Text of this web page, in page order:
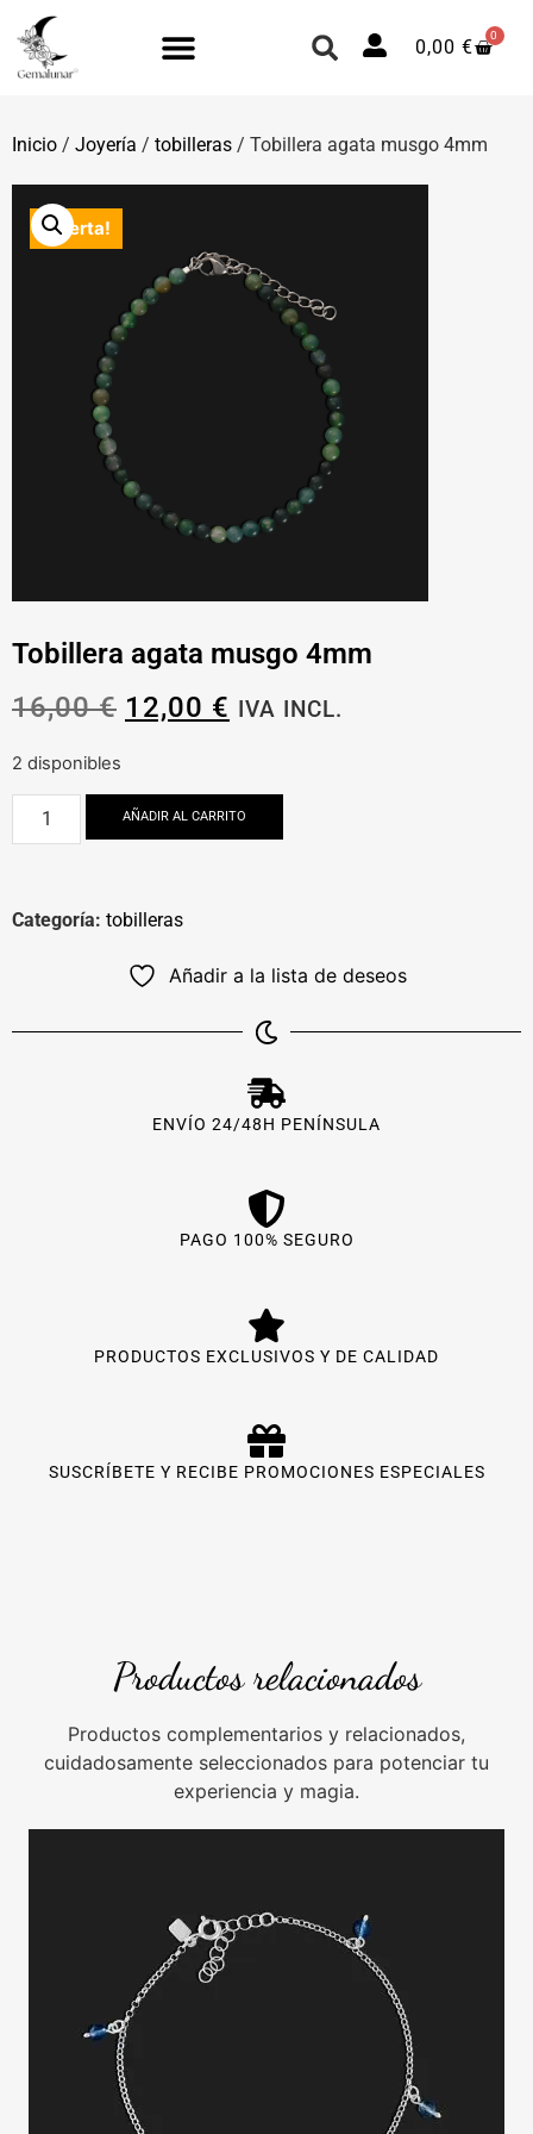
0,00 €
0
Inicio / Joyería / tobilleras / Tobillera agata musgo 4mm
¡Oferta!
Tobillera agata musgo 4mm
16,00€ 12,00 € IVA INCL.
2 disponibles
AÑADIR AL CARRITO
Categoría: tobilleras
Añadir a la lista de deseos
ENVÍO 24/48H PENÍNSULA
PAGO 100% SEGURO
PRODUCTOS EXCLUSIVOS Y DE CALIDAD
SUSCRÍBETE Y RECIBE PROMOCIONES ESPECIALES
Productos relacionados
Productos complementarios y relacionados,
cuidadosamente seleccionados para potenciar tu
experiencia y magia.